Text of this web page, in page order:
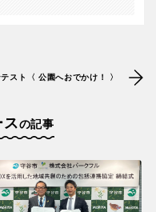
スト〈 公園へおでかけ！ 〉
スの記事